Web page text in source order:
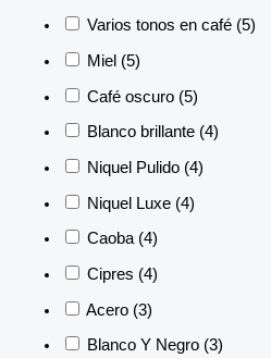
Varios tonos en café (5)
Miel (5)
Café oscuro (5)
Blanco brillante (4)
Niquel Pulido (4)
Niquel Luxe (4)
Caoba (4)
Cipres (4)
Acero (3)
Blanco Y Negro (3)